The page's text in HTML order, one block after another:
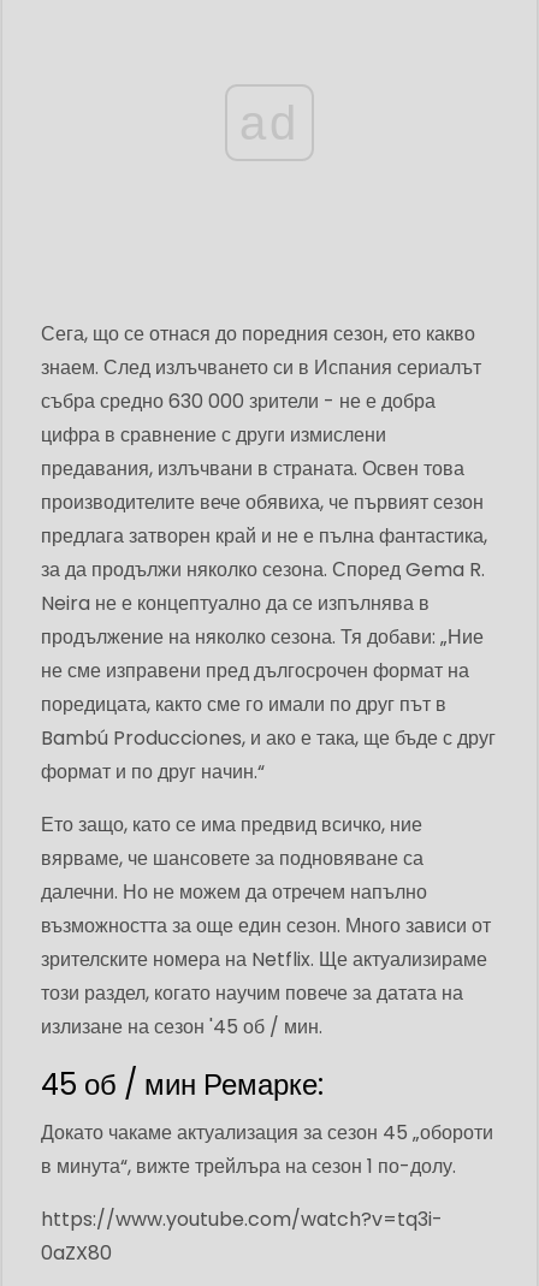
ad
Сега, що се отнася до поредния сезон, ето какво
знаем. След излъчването си в Испания сериалът
събра средно 630 000 зрители - не е добра
цифра в сравнение с други измислени
предавания, излъчвани в страната. Освен това
производителите вече обявиха, че първият сезон
предлага затворен край и не е пълна фантастика,
за да продължи няколко сезона. Според Gema R.
Neira не е концептуално да се изпълнява в
продължение на няколко сезона. Тя добави: „Ние
не сме изправени пред дългосрочен формат на
поредицата, както сме го имали по друг път в
Bambú Producciones, и ако е така, ще бъде с друг
формат и по друг начин.“
Ето защо, като се има предвид всичко, ние
вярваме, че шансовете за подновяване са
далечни. Но не можем да отречем напълно
възможността за още един сезон. Много зависи от
зрителските номера на Netflix. Ще актуализираме
този раздел, когато научим повече за датата на
излизане на сезон '45 об / мин.
45 об / мин Ремарке:
Докато чакаме актуализация за сезон 45 „обороти
в минута“, вижте трейлъра на сезон 1 по-долу.
https://www.youtube.com/watch?v=tq3i-
0aZX80